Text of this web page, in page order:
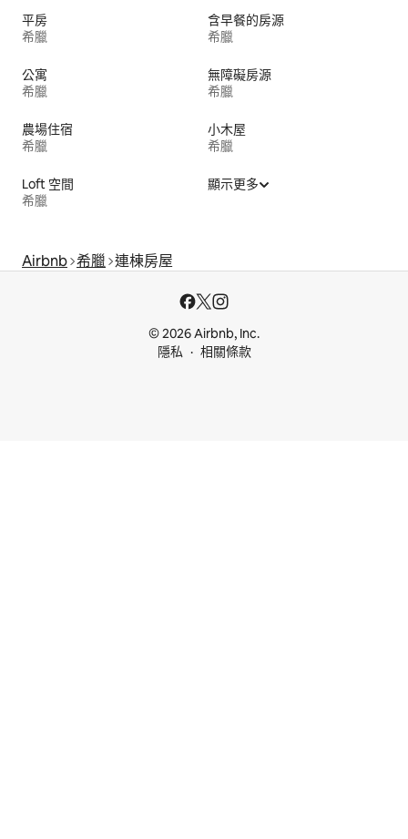
平房
希臘
含早餐的房源
希臘
公寓
希臘
無障礙房源
希臘
農場住宿
希臘
小木屋
希臘
Loft 空間
希臘
顯示更多
Airbnb 希臘 連棟房屋
© 2026 Airbnb, Inc.
隱私
相關條款